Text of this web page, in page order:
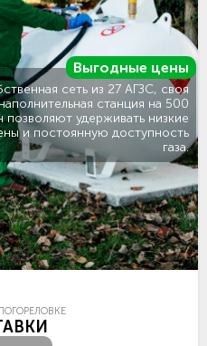
Выгодные цены
сеть из 27 АГЗС, своя
станция на 500
позволяют удерживать низкие
и постоянную доступность
газа.